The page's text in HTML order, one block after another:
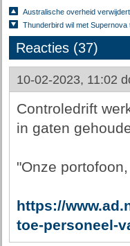
Australische overheid
Thunderbird wil met
Reacties (37)
10-02-2023, 11:02
Controledrift
in gaten
"Onze
https://
toe-personeel-